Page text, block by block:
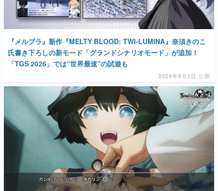
『メルブラ』新作『MELTY BLOOD: TWI-LUMINA』奈須きのこ
氏書き下ろしの新モード「グランドシナリオモード」が追加！
「TGS 2026」では“世界最速”の試遊も
2026年8月2日 公開